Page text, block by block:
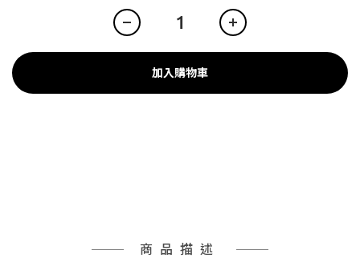
加入購物車
商品描述